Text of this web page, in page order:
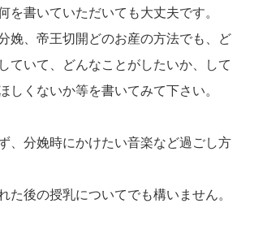
を書いていただいても大丈夫です。
娩、帝王切開どのお産の方法でも、ど
ていて、どんなことがしたいか、して
しくないか等を書いてみて下さい。
、分娩時にかけたい音楽など過ごし方
た後の授乳についてでも構いません。